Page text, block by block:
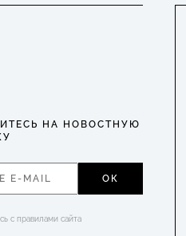
НА НОВОСТНУЮ
ОК
с правилами сайта